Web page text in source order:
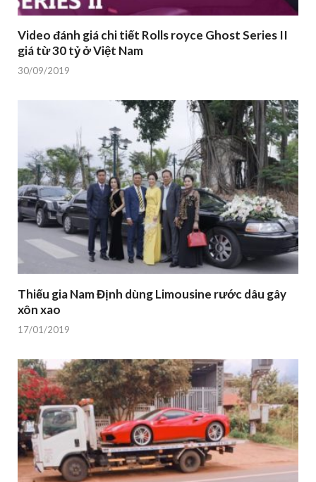
Video đánh giá chi tiết Rolls royce Ghost Series II
giá từ 30 tỷ ở Việt Nam
30/09/2019
Thiếu gia Nam Định dùng Limousine rước dâu gây
xôn xao
17/01/2019